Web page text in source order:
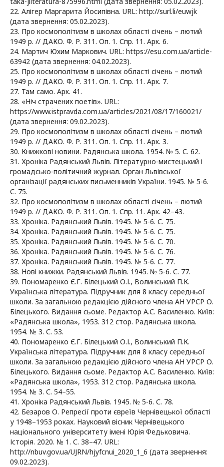
22. Алігер Маргарита Йосипівна. URL: http://surl.li/euwjk
(дата звернення: 05.02.2023).
23. Про космополітизм в школах області січень – лютий
1949 р. // ДАКО. Ф. Р. 311. Оп. 1. Спр. 11. Арк. 6.
24. Мартич Юхим Маркович. URL: https://esu.com.ua/article-
63942 (дата звернення: 04.02.2023).
25. Про космополітизм в школах області січень – лютий
1949 р. // ДАКО. Ф. Р. 311. Оп. 1. Спр. 11. Арк. 7.
27. Там само. Арк. 41.
28. «Ніч страчених поетів». URL:
https://www.istpravda.com.ua/articles/2021/08/17/160021/
(дата звернення: 09.02.2023).
29. Про космополітизм в школах області січень – лютий
1949 р. // ДАКО. Ф. Р. 311. Оп. 1. Спр. 11. Арк. 3.
30. Книжкові новини. Радянська школа. 1954. № 5. С. 62.
31. Хроніка Радянський Львів. Літературно-мистецький і
громадсько-політичний журнал. Орган Львівської
організації радянських письменників України. 1945. № 5-6.
С. 75.
32. Про космополітизм в школах області січень – лютий
1949 р. // ДАКО. Ф. Р. 311. Оп. 1. Спр. 11. Арк. 42–43.
33. Хроніка. Радянський Львів. 1945. № 5-6. С. 75.
34. Хроніка. Радянський Львів. 1945. № 5-6. С. 75.
35. Хроніка. Радянський Львів. 1945. № 5-6. С. 70.
36. Хроніка. Радянський Львів. 1945. № 5-6. С. 76.
37. Хроніка. Радянський Львів. 1945. № 5-6. С. 77.
38. Нові книжки. Радянський Львів. 1945. № 5-6. С. 77.
39. Пономаренко Є.Г. Білецький О.І., Волинський П.К.
Українська література. Підручник для 8 класу середньої
школи. За загальною редакцією дійсного члена АН УРСР О.
Білецького. Видання сьоме. Редактор А.С. Василенко. Київ:
«Радянська школа», 1953. 312 стор. Радянська школа.
1954. № 3. С. 53.
40. Пономаренко Є.Г. Білецький О.І., Волинський П.К.
Українська література. Підручник для 8 класу середньої
школи. За загальною редакцією дійсного члена АН УРСР О.
Білецького. Видання сьоме. Редактор А.С. Василенко. Київ:
«Радянська школа», 1953. 312 стор. Радянська школа.
1954. № 3. С. 54–55.
41. Хроніка Радянський Львів. 1945. № 5-6. С. 78.
42. Безаров О. Репресії проти євреїв Чернівецької області
у 1948–1953 роках. Науковий вісник Чернівецького
національного університету імені Юрія Федьковича.
Історія. 2020. № 1. С. 38–47. URL:
http://nbuv.gov.ua/UJRN/hjyfcnui_2020_1_6 (дата звернення:
09.02.2023).